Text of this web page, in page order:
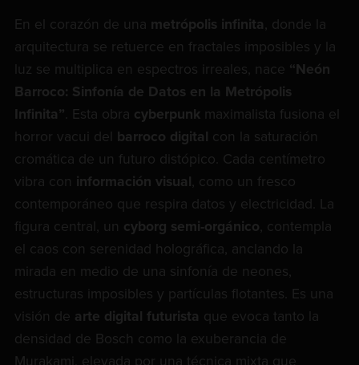
En el corazón de una metrópolis infinita, donde la
arquitectura se retuerce en fractales imposibles y la
luz se multiplica en espectros irreales, nace “Neón
Barroco: Sinfonía de Datos en la Metrópolis
Infinita” . Esta obra cyberpunkmaximalista fusiona el
horror vacui del barroco digital con la saturación
cromática de un futuro distópico. Cada centímetro
vibra con información visual, como un fresco
contemporáneo que respira datos y electricidad. La
figura central, un cyborg semi-orgánico, contempla
el caos con serenidad holográfica, anclando la
mirada en medio de una sinfonía de neones,
estructuras imposibles y partículas flotantes. Es una
visión de arte digital futurista que evoca tanto la
densidad de Bosch como la exuberancia de
Murakami, elevada por una técnica mixta que